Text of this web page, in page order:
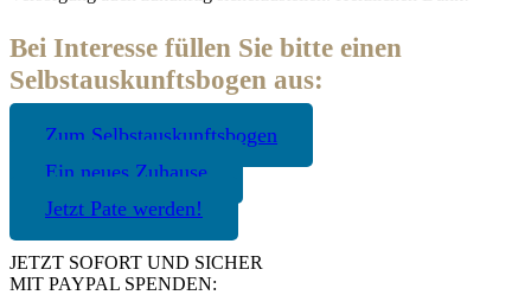
Bei Interesse füllen Sie bitte einen
Selbstauskunftsbogen aus:
Zum Selbstauskunftsbogen
Ein neues Zuhause
Jetzt Pate werden!
JETZT SOFORT UND SICHER
MIT PAYPAL SPENDEN: